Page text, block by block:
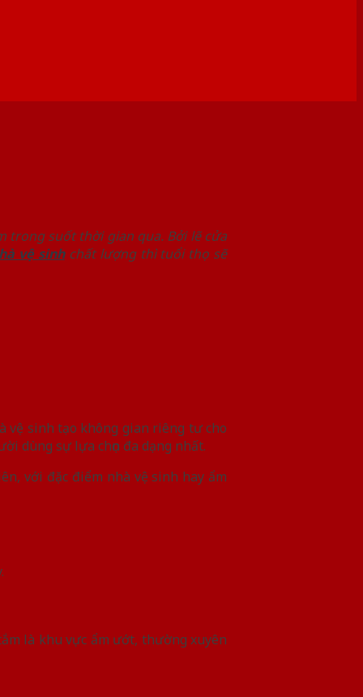
trong suốt thời gian qua. Bởi lẽ cửa
vệ sinhchất lượng thì tuổi thọ sẽ
vệ sinh tạo không gian riêng tư cho
dùng sự lựa chọn đa dạng nhất.
với đặc điểm nhà vệ sinh hay ẩm
là khu vực ẩm ướt, thường xuyên